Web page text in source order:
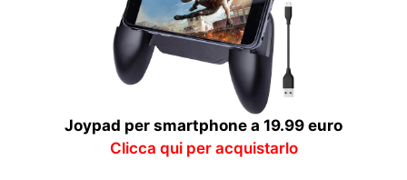
Joypad per smartphone a 19.99 euro
Clicca qui per acquistarlo